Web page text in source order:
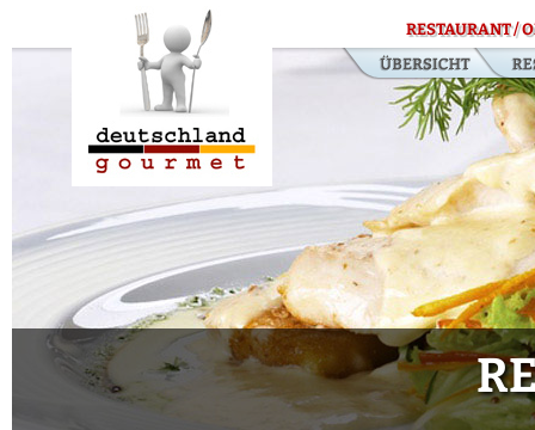
RESTAURANT /